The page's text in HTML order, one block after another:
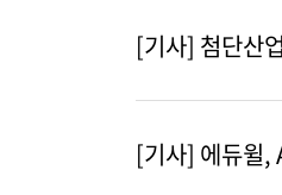
[기사] 첨단산
[기사] 에듀윌,